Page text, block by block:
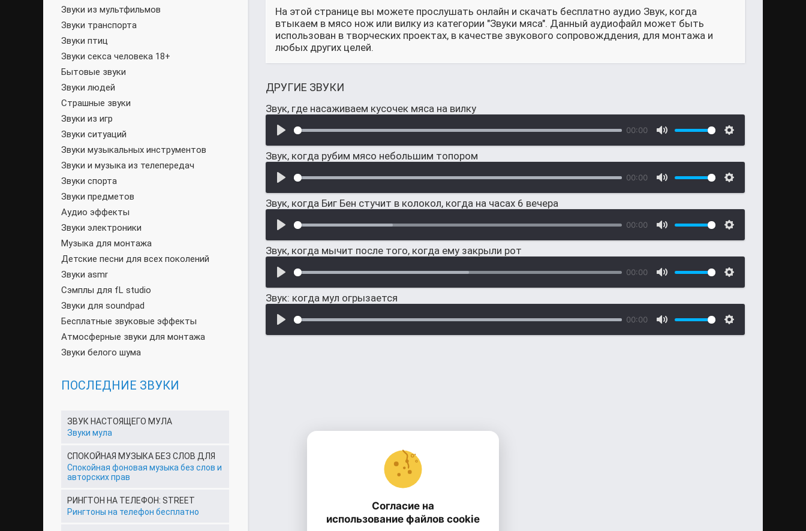
На этой странице вы можете прослушать онлайн и скачать бесплатно аудио Звук, когда
втыкаем в мясо нож или вилку из категории "Звуки мяса". Данный аудиофайл может быть
использован в творческих проектах, в качестве звукового сопровожддения, для монтажа и
любых других целей.
ДРУГИЕ ЗВУКИ
Звук, где насаживаем кусочек мяса на вилку
00:00
Звук, когда рубим мясо небольшим топором
00:00
Звук, когда Биг Бен стучит в колокол, когда на часах 6 вечера
00:00
Звук, когда мычит после того, когда ему закрыли рот
00:00
Звук: когда мул огрызается
00:00
Звуки из мультфильмов
Звуки транспорта
Звуки птиц
Звуки секса человека 18+
Бытовые звуки
Звуки людей
Страшные звуки
Звуки из игр
Звуки ситуаций
Звуки музыкальных инструментов
Звуки и музыка из телепередач
Звуки спорта
Звуки предметов
Аудио эффекты
Звуки электроники
Музыка для монтажа
Детские песни для всех поколений
Звуки asmr
Сэмплы для fL studio
Звуки для soundpad
Бесплатные звуковые эффекты
Атмосферные звуки для монтажа
Звуки белого шума
ПОСЛЕДНИЕ ЗВУКИ
ЗВУК НАСТОЯЩЕГО МУЛА
Звуки мула
СПОКОЙНАЯ МУЗЫКА БЕЗ СЛОВ ДЛЯ
Спокойная фоновая музыка без слов и
авторских прав
РИНГТОН НА ТЕЛЕФОН: STREET
Рингтоны на телефон бесплатно
Согласие на
использование файлов cookie